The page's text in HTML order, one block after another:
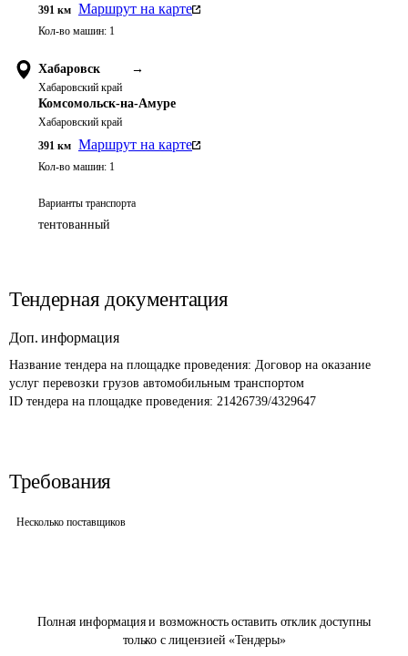
Полная информация и возможность оставить отклик доступны
только с лицензией «Тендеры»
391 км Маршрут на карте
Кол-во машин: 1
Хабаровск →
Хабаровский край
Комсомольск-на-Амуре
Хабаровский край
391 км Маршрут на карте
Кол-во машин: 1
Варианты транспорта
тентованный
Тендерная документация
Доп. информация
Название тендера на площадке проведения: Договор на оказание
услуг перевозки грузов автомобильным транспортом
ID тендера на площадке проведения: 21426739/4329647
Требования
Несколько поставщиков